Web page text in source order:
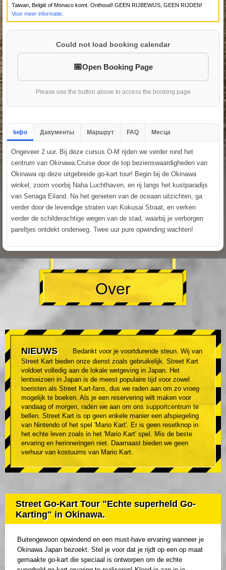
Taiwan, België of Monaco komt. Onthoud! GEEN RIJBEWIJS, GEEN RIJDEN!
Voor meer informatie.
Could not load booking calendar
Open Booking Page
Please use the button above to access the booking page
Інфо Дакументы Маршрут FAQ Месца
Ongeveer 2 uur. Bij deze cursus O-M rijden we verder rond het
centrum van Okinawa.Cruise door de top bezienswaardigheden van
Okinawa op deze uitgebreide go-kart tour! Begin bij de Okinawa
winkel, zoom voorbij Naha Luchthaven, en rij langs het kustparadijs
van Senaga Eiland. Na het genieten van de oceaan uitzichten, ga
verder door de levendige straten van Kokusai Straat, en verken
verder de schilderachtige wegen van de stad, waarbij je verborgen
pareltjes ontdekt onderweg. Twee uur pure opwinding wachten!
Over
NIEUWS
Bedankt voor je voortdurende steun. Wij van
Street Kart bieden onze dienst zoals gebruikelijk. Street Kart
voldoet volledig aan de lokale wetgeving in Japan. Het
lentseizoen in Japan is de meest populaire tijd voor zowel
toeristen als Street Kart-fans, dus we raden aan om zo vroeg
mogelijk te boeken. Als je een reservering wilt maken voor
vandaag of morgen, raden we aan om ons supportcentrum te
bellen. Street Kart is op geen enkele manier een afspiegeling
van Nintendo of het spel 'Mario Kart'. Er is geen resetknop in
het echte leven zoals in het 'Mario Kart' spel. Mis de beste
ervaring en herinneringen niet. Daarnaast bieden we geen
verhuur van kostuums van Mario Kart.
Street Go-Kart Tour "Echte superheld Go-
Karting" in Okinawa.
Buitengewoon opwindend en een must-have ervaring wanneer je
Okinawa Japan bezoekt. Stel je voor dat je rijdt op een op maat
gemaakte go-kart die speciaal is ontworpen om de echte